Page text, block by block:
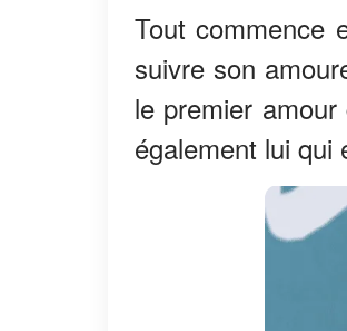
Tout commence
suivre son
le premier amour
également lui qui